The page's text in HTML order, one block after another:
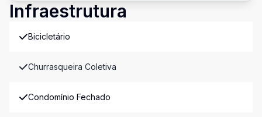
Infraestrutura
Bicicletário
Churrasqueira Coletiva
Condomínio Fechado